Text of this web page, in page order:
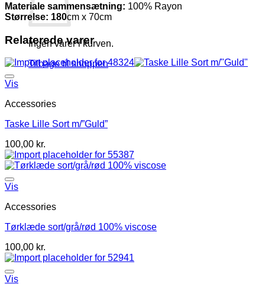
Ingen varer i kurven.
Tilbage til shoppen
Materiale sammensætning: 100% Rayon
Størrelse: 180cm x 70cm
Relaterede varer
Vis
Accessories
Taske Lille Sort m/”Guld”
100,00 kr.
Vis
Accessories
Tørklæde sort/grå/rød 100% viscose
100,00 kr.
Vis